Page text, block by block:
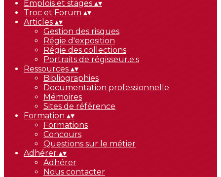
Emplois et stages ▴▾
Troc et Forum ▴▾
Articles ▴▾
Gestion des risques
Régie d'exposition
Régie des collections
Portraits de régisseur.e.s
Ressources ▴▾
Bibliographies
Documentation professionnelle
Mémoires
Sites de référence
Formation ▴▾
Formations
Concours
Questions sur le métier
Adhérer ▴▾
Adhérer
Nous contacter